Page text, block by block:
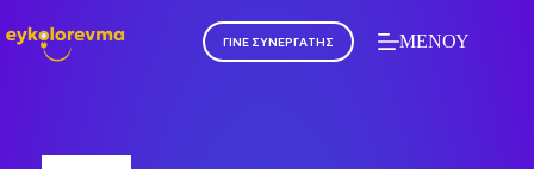
ΓΙΝΕ ΣΥΝΕΡΓΑΤΗΣ ΜΕΝΟΥ